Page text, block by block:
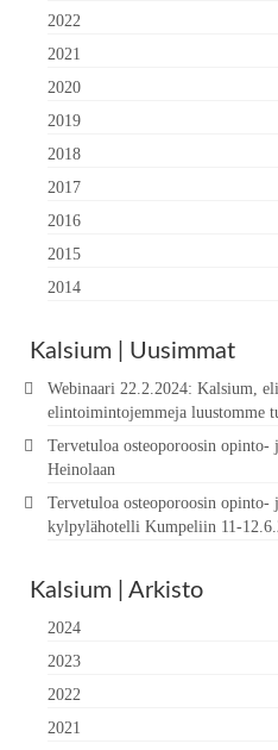
2022
2021
2020
2019
2018
2017
2016
2015
2014
Kalsium | Uusimmat
Webinaari 22.2.2024: Kalsium,
elintoimintojemmeja luustomme
Tervetuloa osteoporoosin
Heinolaan
Tervetuloa osteoporoosin
kylpylähotelli Kumpeliin 11-
Kalsium | Arkisto
2024
2023
2022
2021